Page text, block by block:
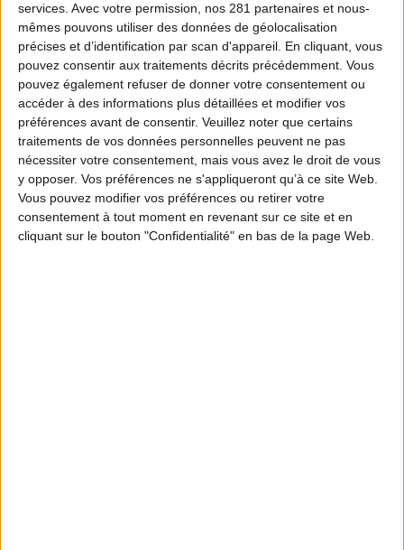
services. Avec votre permission, nos 281 partenaires et nous-
mêmes pouvons utiliser des données de géolocalisation
précises et d’identification par scan d'appareil. En cliquant, vous
pouvez consentir aux traitements décrits précédemment. Vous
pouvez également refuser de donner votre consentement ou
accéder à des informations plus détaillées et modifier vos
préférences avant de consentir. Veuillez noter que certains
traitements de vos données personnelles peuvent ne pas
nécessiter votre consentement, mais vous avez le droit de vous
y opposer. Vos préférences ne s'appliqueront qu’à ce site Web.
Vous pouvez modifier vos préférences ou retirer votre
consentement à tout moment en revenant sur ce site et en
cliquant sur le bouton "Confidentialité" en bas de la page Web.